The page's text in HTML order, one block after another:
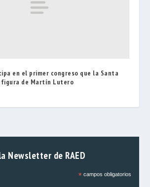
en el primer congreso que la Santa
figura de Martín Lutero
Newsletter de RAED
*campos obligatorios